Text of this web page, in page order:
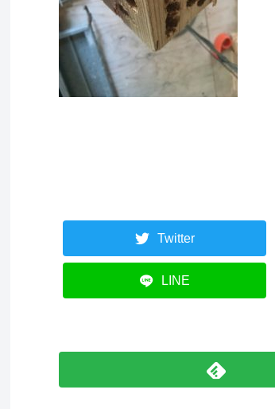
Twitter
LINE